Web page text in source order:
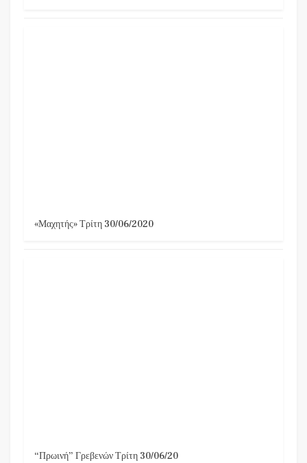
«Μαχητής» Τρίτη 30/06/2020
“Πρωινή” Γρεβενών Τρίτη 30/06/20